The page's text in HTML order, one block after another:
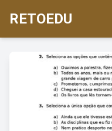
RETOEDU